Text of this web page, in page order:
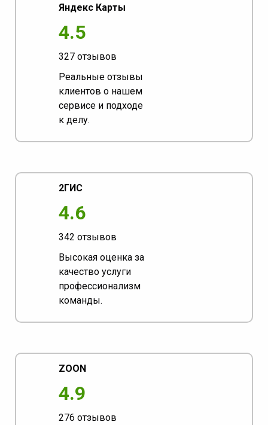
Яндекс Карты
4.5
327 отзывов
Реальные отзывы
клиентов о нашем
сервисе и подходе
к делу.
2ГИС
4.6
342 отзывов
Высокая оценка за
качество услуги
профессионализм
команды.
ZOON
4.9
276 отзывов